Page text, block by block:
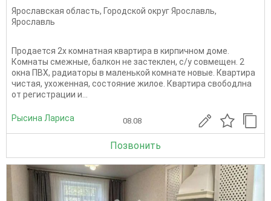
Ярославская область, Городской округ Ярославль,
Ярославль
Продается 2х комнатная квартира в кирпичном доме.
Комнаты смежные, балкон не застеклен, с/у совмещен. 2
окна ПВХ, радиаторы в маленькой комнате новые. Квартира
чистая, ухоженная, состояние жилое. Квартира свободлна
от регистрации и...
Рысина Лариса 08.08
Позвонить